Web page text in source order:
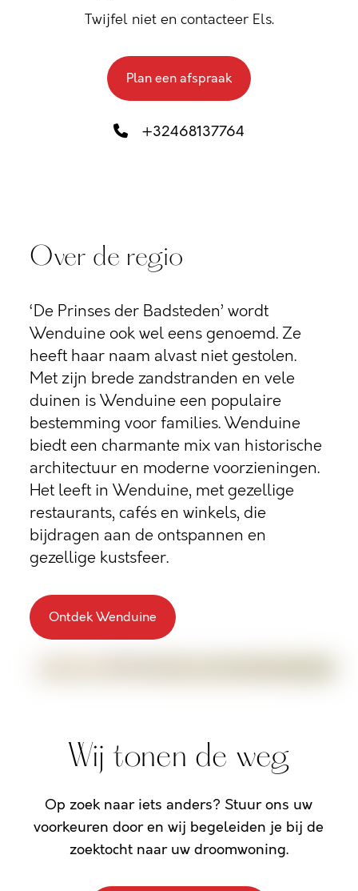
Twijfel niet en contacteer Els.
Plan een afspraak
+32468137764
Over de regio
‘De Prinses der Badsteden’ wordt
Wenduine ook wel eens genoemd. Ze
heeft haar naam alvast niet gestolen.
Met zijn brede zandstranden en vele
duinen is Wenduine een populaire
bestemming voor families. Wenduine
biedt een charmante mix van historische
architectuur en moderne voorzieningen.
Het leeft in Wenduine, met gezellige
restaurants, cafés en winkels, die
bijdragen aan de ontspannen en
gezellige kustsfeer.
Ontdek Wenduine
Wij tonen de weg
Op zoek naar iets anders? Stuur ons uw
voorkeuren door en wij begeleiden je bij de
zoektocht naar uw droomwoning.